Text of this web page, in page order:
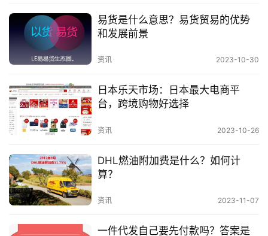
品。
易货是什么意思？易货贸易的优势
和发展前景
资讯 2023-10-30
日本乐天市场：日本最大电商平
台，跨境购物好选择
资讯 2023-10-26
DHL燃油附加费是什么？如何计
算？
资讯 2023-11-07
一件代发自己要先付款吗？答案是